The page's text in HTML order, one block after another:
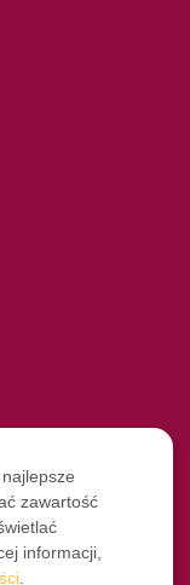
zawartość
informacji,